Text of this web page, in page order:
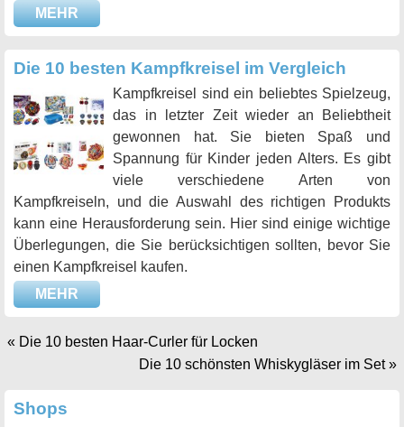
MEHR
Die 10 besten Kampfkreisel im Vergleich
Kampfkreisel sind ein beliebtes Spielzeug,
das in letzter Zeit wieder an Beliebtheit
gewonnen hat. Sie bieten Spaß und
Spannung für Kinder jeden Alters. Es gibt
viele verschiedene Arten von
Kampfkreiseln, und die Auswahl des richtigen Produkts
kann eine Herausforderung sein. Hier sind einige wichtige
Überlegungen, die Sie berücksichtigen sollten, bevor Sie
einen Kampfkreisel kaufen.
MEHR
« Die 10 besten Haar-Curler für Locken
Die 10 schönsten Whiskygläser im Set»
Shops